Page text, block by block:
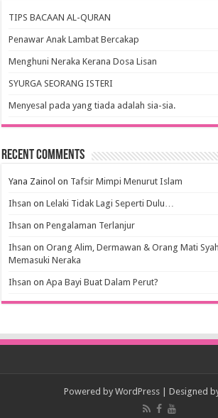
TIPS BACAAN AL-QURAN
Penawar Anak Lambat Bercakap
Menghuni Neraka Kerana Dosa Lisan
SYURGA SEORANG ISTERI
Menyesal pada yang tiada adalah sia-sia.
Recent Comments
Yana Zainol on Tafsir Mimpi Menurut Islam
Ihsan onLelaki Tidak Lagi Seperti Dulu…
Ihsan onPengalaman Terlanjur
Ihsan onOrang Alim, Dermawan & Orang Mati
Memasuki Neraka
Ihsan onApa Bayi Buat Dalam Perut?
Powered by WordPress | Designed